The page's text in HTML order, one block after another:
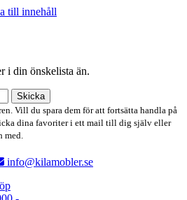
till innehåll
i din önskelista än.
Skicka
Vill du spara dem för att fortsätta handla på
dina favoriter i ett mail till dig själv eller
info@kilamobler.se